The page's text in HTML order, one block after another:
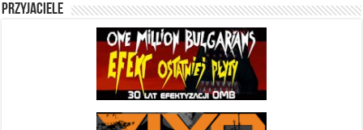
Przyjaciele